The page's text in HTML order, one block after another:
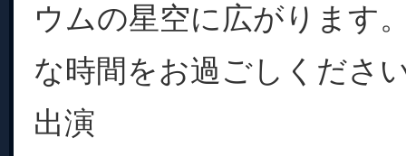
ウムの星空に広がります
な時間をお過ごしくださ
出演